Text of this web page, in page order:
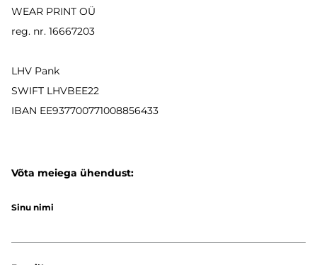
WEAR PRINT OÜ
reg. nr. 16667203
LHV Pank
SWIFT LHVBEE22
IBAN EE937700771008856433
Võta meiega ühendust:
Sinu nimi